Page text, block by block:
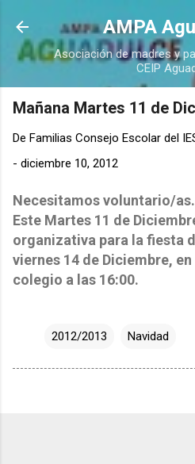
Ir al contenido
AMPA
Asociación de madres y
CEIP
Mañana Martes 11 de
De Familias Consejo Escolar del
- diciembre 10, 2012
Necesitamos voluntario/as.
Este Martes 11 de
organizativa para la fiesta
viernes 14 de Diciembre,
colegio a las 16:00.
2012/2013 Navidad